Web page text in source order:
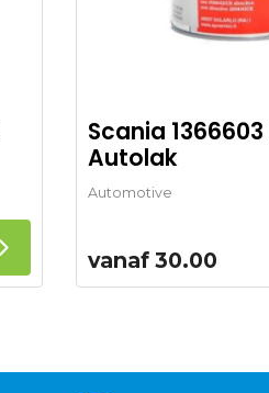
Scania
Autolak
Automotive
vanaf 30.00